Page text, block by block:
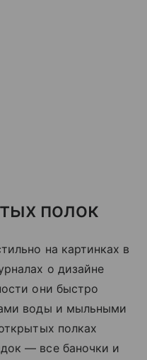
полок
на картинках в
о дизайне
они быстро
воды и мыльными
полках
— все баночки и